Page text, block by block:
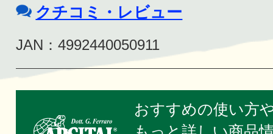
クチコミ・レビュー
JAN：4992440050911
おすすめの使い方